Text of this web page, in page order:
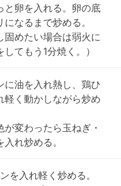
と卵を入れる。卵の底
になるまで炒める。
固めたい場合は弱火に
してもう1分焼く。）
に油を入れ熱し、鶏ひ
軽く動かしながら炒め
が変わったら玉ねぎ・
れ炒める。
を入れ軽く炒める。